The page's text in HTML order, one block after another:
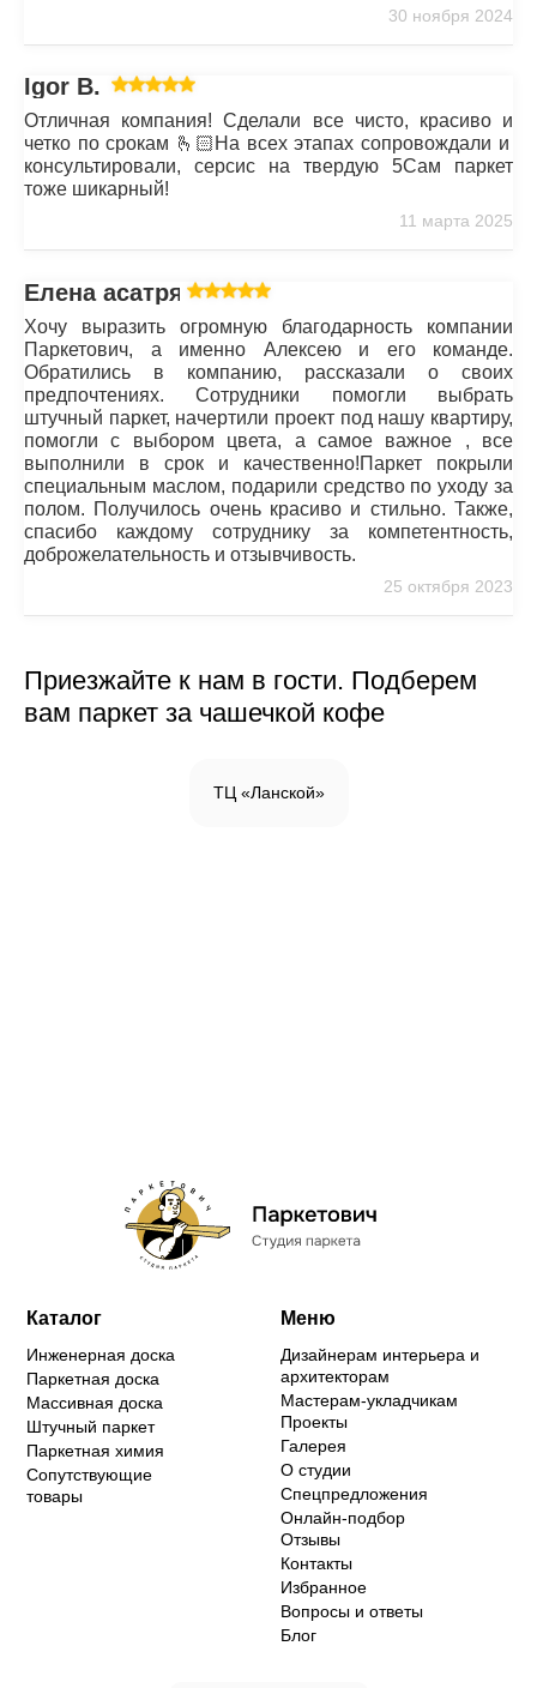
30 ноября 2024
Igor B.
Отличная компания! Сделали все чисто, красиво и
четко по срокам 🫰🏻На всех этапах сопровождали и
консультировали, серсис на твердую 5Сам паркет
тоже шикарный!
11 марта 2025
Елена асатрян
Хочу выразить огромную благодарность компании
Паркетович, а именно Алексею и его команде.
Обратились в компанию, рассказали о своих
предпочтениях. Сотрудники помогли выбрать
штучный паркет, начертили проект под нашу квартиру,
помогли с выбором цвета, а самое важное , все
выполнили в срок и качественно!Паркет покрыли
специальным маслом, подарили средство по уходу за
полом. Получилось очень красиво и стильно. Также,
спасибо каждому сотруднику за компетентность,
доброжелательность и отзывчивость.
25 октября 2023
Приезжайте к нам в гости. Подберем
вам паркет за чашечкой кофе
ТЦ «Ланской»
Каталог
Инженерная доска
Паркетная доска
Массивная доска
Штучный паркет
Паркетная химия
Сопутствующие
товары
Меню
Дизайнерам интерьера и
архитекторам
Мастерам-укладчикам
Проекты
Галерея
О студии
Спецпредложения
Онлайн-подбор
Отзывы
Контакты
Избранное
Вопросы и ответы
Блог